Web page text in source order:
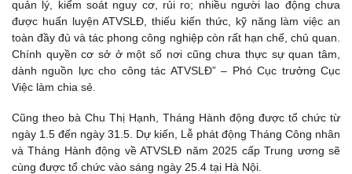
quản lý, kiểm soát nguy cơ, rủi ro; nhiều người lao động chưa
được huấn luyện ATVSLĐ, thiếu kiến thức, kỹ năng làm việc an
toàn đầy đủ và tác phong công nghiệp còn rất hạn chế, chủ quan.
Chính quyền cơ sở ở một số nơi cũng chưa thực sự quan tâm,
dành nguồn lực cho công tác ATVSLĐ” – Phó Cục trưởng Cục
Việc làm chia sẻ.
Cũng theo bà Chu Thị Hạnh, Tháng Hành động được tổ chức từ
ngày 1.5 đến ngày 31.5. Dự kiến, Lễ phát động Tháng Công nhân
và Tháng Hành động về ATVSLĐ năm 2025 cấp Trung ương sẽ
cùng được tổ chức vào sáng ngày 25.4 tại Hà Nội.